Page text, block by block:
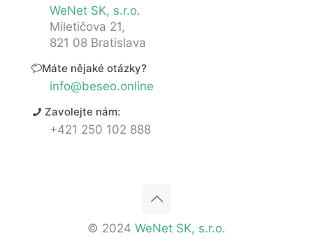
WeNet SK, s.r.o.
Miletičova 21,
821 08 Bratislava
Máte nějaké otázky?
info@beseo.online
Zavolejte nám:
+421 250 102 888
© 2024 WeNet SK, s.r.o.